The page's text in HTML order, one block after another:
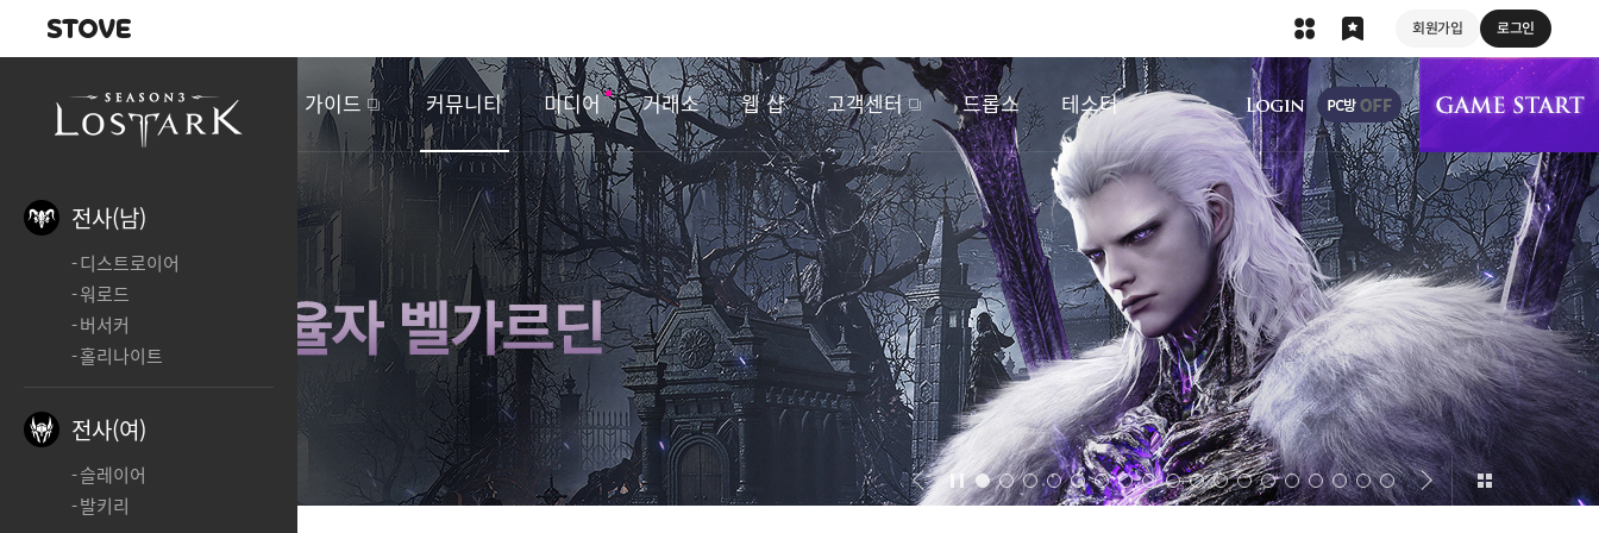
회원가입 로그인
새소식 게임정보 가이드 커뮤니티 미디어 거래소 웹 샵 고객센터 드롭스 테스터
상단 메뉴
전사(남)
디스트로이어
워로드
버서커
홀리나이트
전사(여)
슬레이어
발키리